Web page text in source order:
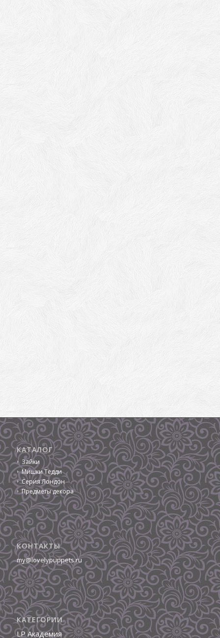
КАТАЛОГ
Зайки
Мишки Тедди
Серия Лондон
Предметы декора
КОНТАКТЫ
my@lovelypuppets.ru
КАТЕГОРИИ
LP Академия